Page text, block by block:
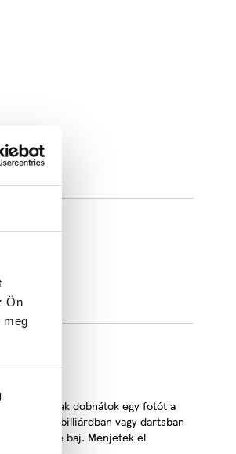
Ön
meg
vagy csak dobnátok egy fotót a
billiárdban vagy dartsban
az idő, se baj. Menjetek el